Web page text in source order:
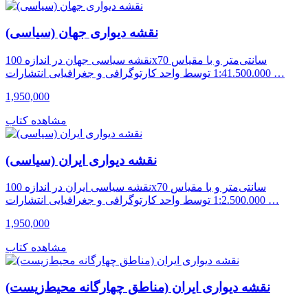
نقشه دیواری جهان (سیاسی)
نقشه سیاسی جهان در اندازه 100x70 سانتی‌متر و با مقیاس
1:41.500.000 توسط واحد کارتوگرافی و جغرافیایی انتشارات …
1,950,000
مشاهده کتاب
نقشه دیواری ایران (سیاسی)
نقشه سیاسی ایران در اندازه 100x70 سانتی‌متر و با مقیاس
1:2.500.000 توسط واحد کارتوگرافی و جغرافیایی انتشارات …
1,950,000
مشاهده کتاب
نقشه دیواری ایران (مناطق چهارگانه محیط‌زیست)